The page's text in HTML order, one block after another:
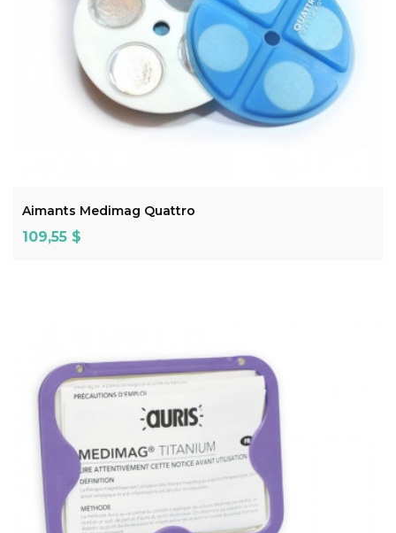
Aimants Medimag Quattro
Prix
109,55 $